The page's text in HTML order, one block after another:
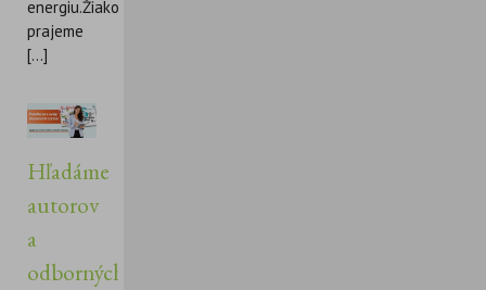
energiu.Žiakom
prajeme
[...]
Hľadáme
autorov
a
odborných